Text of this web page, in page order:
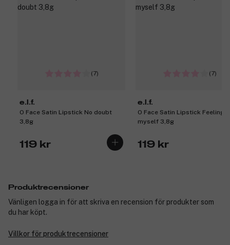
(7)
e.l.f.
O Face Satin Lipstick No doubt
3,8g
119 kr
(7)
e.l.f.
O Face Satin Lipstick Feeling
myself 3,8g
119 kr
Produktrecensioner
Vänligen logga in för att skriva en recension för produkter som
du har köpt.
Villkor för produktrecensioner